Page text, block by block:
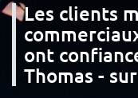
Les clients
ont
Thomas -